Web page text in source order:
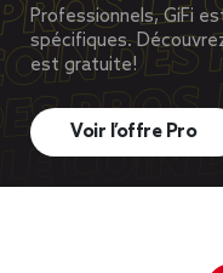
Professionnels, GiFi
spécifiques.
est gratuite!
Voir l’offre Pro